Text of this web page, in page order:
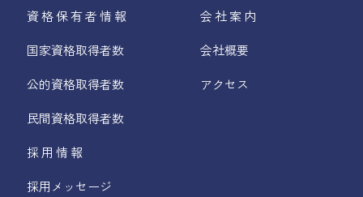
資格保有者情報
国家資格取得者数
公的資格取得者数
民間資格取得者数
会社案内
会社概要
アクセス
採用情報
採用メッセージ